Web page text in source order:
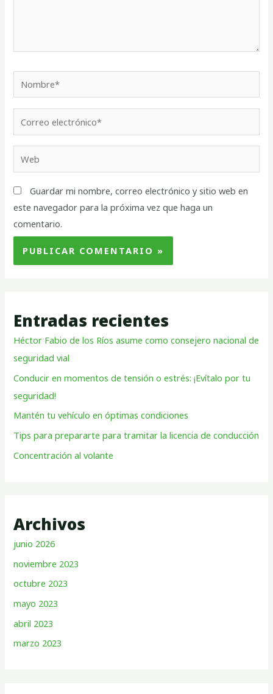
Guardar mi nombre, correo electrónico y sitio web en
este navegador para la próxima vez que haga un
comentario.
Entradas recientes
Héctor Fabio de los Ríos asume como consejero nacional de
seguridad vial
Conducir en momentos de tensión o estrés: ¡Evítalo por tu
seguridad!
Mantén tu vehículo en óptimas condiciones
Tips para prepararte para tramitar la licencia de conducción
Concentración al volante
Archivos
junio 2026
noviembre 2023
octubre 2023
mayo 2023
abril 2023
marzo 2023